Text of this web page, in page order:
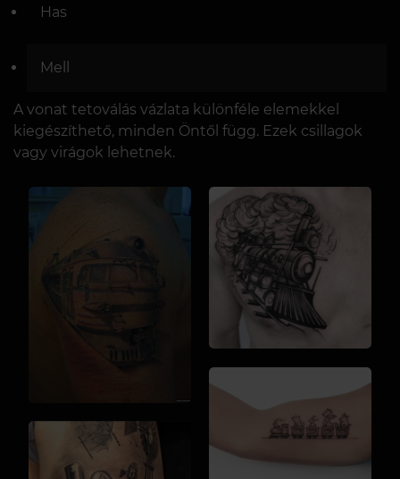
Has
Mell
A vonat tetoválás vázlata különféle elemekkel
kiegészíthető, minden Öntől függ. Ezek csillagok
vagy virágok lehetnek.